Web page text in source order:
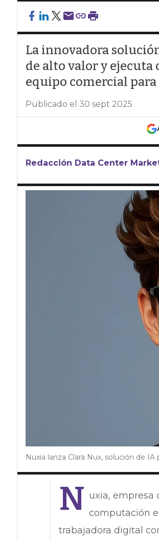
La innovadora
de alto valor y
equipo comercial
Publicado el 30 sept 2025
Redacción Data Center
Nuxia lanza Clara Nux, solución de
N uxia, empresa
computación
trabajadora digital